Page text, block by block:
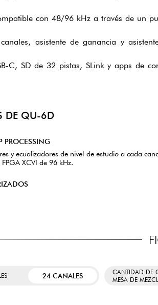
con 48/96 kHz a través de un
asistente de ganancia y
C, SD de 32 pistas, SLink y apps de
DE QU-6D
PROCESSING
y ecualizadores de nivel de estudio a cada
XCVI de 96 kHz.
24 CANALES
CANTIDAD DE
MESA DE